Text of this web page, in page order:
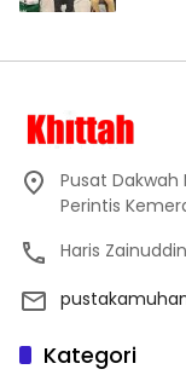
Pusat
Perintis
Haris
Kategori